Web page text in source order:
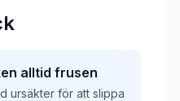
alltid frusen
ursäkter för att slippa